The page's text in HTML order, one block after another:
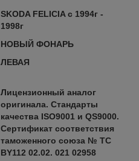
SKODA FELICIA с 1994г -
1998г
НОВЫЙ ФОНАРЬ
ЛЕВАЯ
Лицензионный аналог
оригинала. Стандарты
качества ISO9001 и QS9000.
Сертификат соответствия
таможенного союза № ТС
BY112 02.02. 021 02958